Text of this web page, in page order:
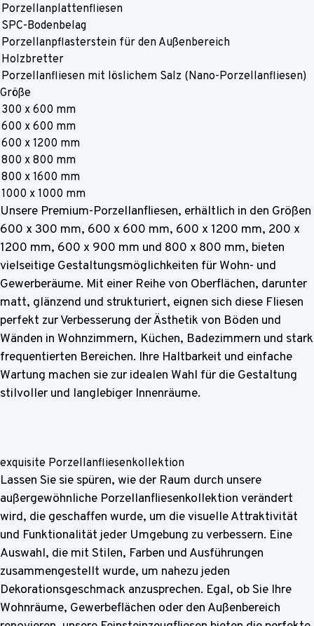
Porzellanplattenfliesen
SPC-Bodenbelag
Porzellanpflasterstein für den Außenbereich
Holzbretter
Porzellanfliesen mit löslichem Salz (Nano-Porzellanfliesen)
Größe
300 x 600 mm
600 x 600 mm
600 x 1200 mm
800 x 800 mm
800 x 1600 mm
1000 x 1000 mm
Unsere Premium-Porzellanfliesen, erhältlich in den Größen
600 x 300 mm, 600 x 600 mm, 600 x 1200 mm, 200 x
1200 mm, 600 x 900 mm und 800 x 800 mm, bieten
vielseitige Gestaltungsmöglichkeiten für Wohn- und
Gewerberäume. Mit einer Reihe von Oberflächen, darunter
matt, glänzend und strukturiert, eignen sich diese Fliesen
perfekt zur Verbesserung der Ästhetik von Böden und
Wänden in Wohnzimmern, Küchen, Badezimmern und stark
frequentierten Bereichen. Ihre Haltbarkeit und einfache
Wartung machen sie zur idealen Wahl für die Gestaltung
stilvoller und langlebiger Innenräume.
exquisite Porzellanfliesenkollektion
Lassen Sie sie spüren, wie der Raum durch unsere
außergewöhnliche Porzellanfliesenkollektion verändert
wird, die geschaffen wurde, um die visuelle Attraktivität
und Funktionalität jeder Umgebung zu verbessern. Eine
Auswahl, die mit Stilen, Farben und Ausführungen
zusammengestellt wurde, um nahezu jeden
Dekorationsgeschmack anzusprechen. Egal, ob Sie Ihre
Wohnräume, Gewerbeflächen oder den Außenbereich